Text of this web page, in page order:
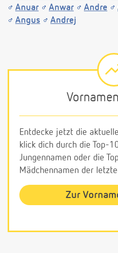
Anuar
Anwar Andre
Angus
Andrej
Entdecke jetzt die
klick dich durch die Top-
Jungennamen oder die
Mädchennamen der
Zur